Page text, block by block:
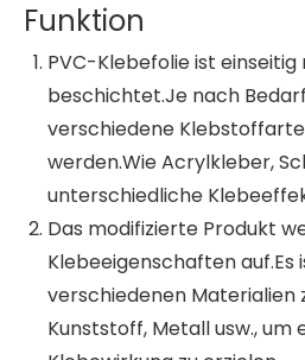
Funktion
PVC-Klebefolie ist
beschichtet.Je nach
verschiedene
werden.Wie Acrylkleber,
unterschiedliche
Das modifizierte Produkt
Klebeeigenschaften auf.Es
verschiedenen Materialien
Kunststoff, Metall usw., um